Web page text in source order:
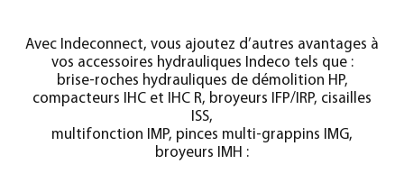
Avec Indeconnect, vous ajoutez d’autres avantages à
vos accessoires hydrauliques Indeco tels que :
brise-roches hydrauliques de démolition HP,
compacteurs IHC et IHC R, broyeurs IFP/IRP, cisailles
ISS,
multifonction IMP, pinces multi-grappins IMG,
broyeurs IMH :